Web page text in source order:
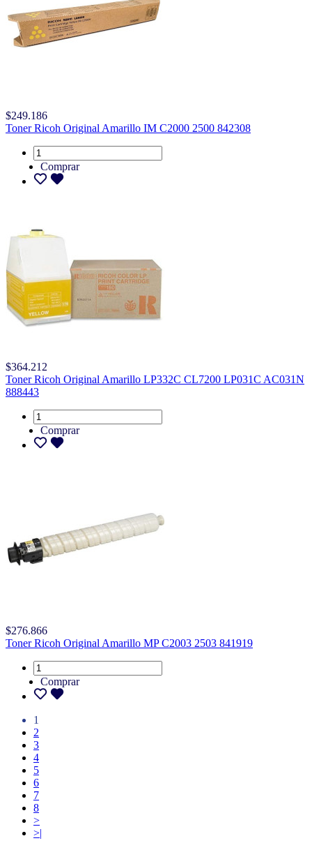
$249.186
Toner Ricoh Original Amarillo IM C2000 2500 842308
Comprar
$364.212
Toner Ricoh Original Amarillo LP332C CL7200 LP031C AC031N
888443
Comprar
$276.866
Toner Ricoh Original Amarillo MP C2003 2503 841919
Comprar
1
2
3
4
5
6
7
8
>
>|